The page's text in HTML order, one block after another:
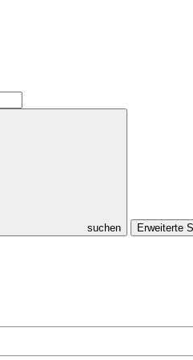
suchen Erweiterte